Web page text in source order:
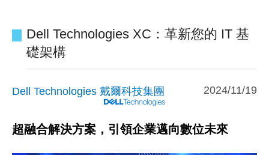
Dell Technologies XC：革新您的 IT 基
礎架構
Dell Technologies 戴爾科技集團 2024/11/19
超融合解決方案，引領企業邁向數位未來